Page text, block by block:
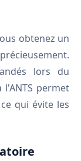
obtenez un
lors du
permet
qui évite les